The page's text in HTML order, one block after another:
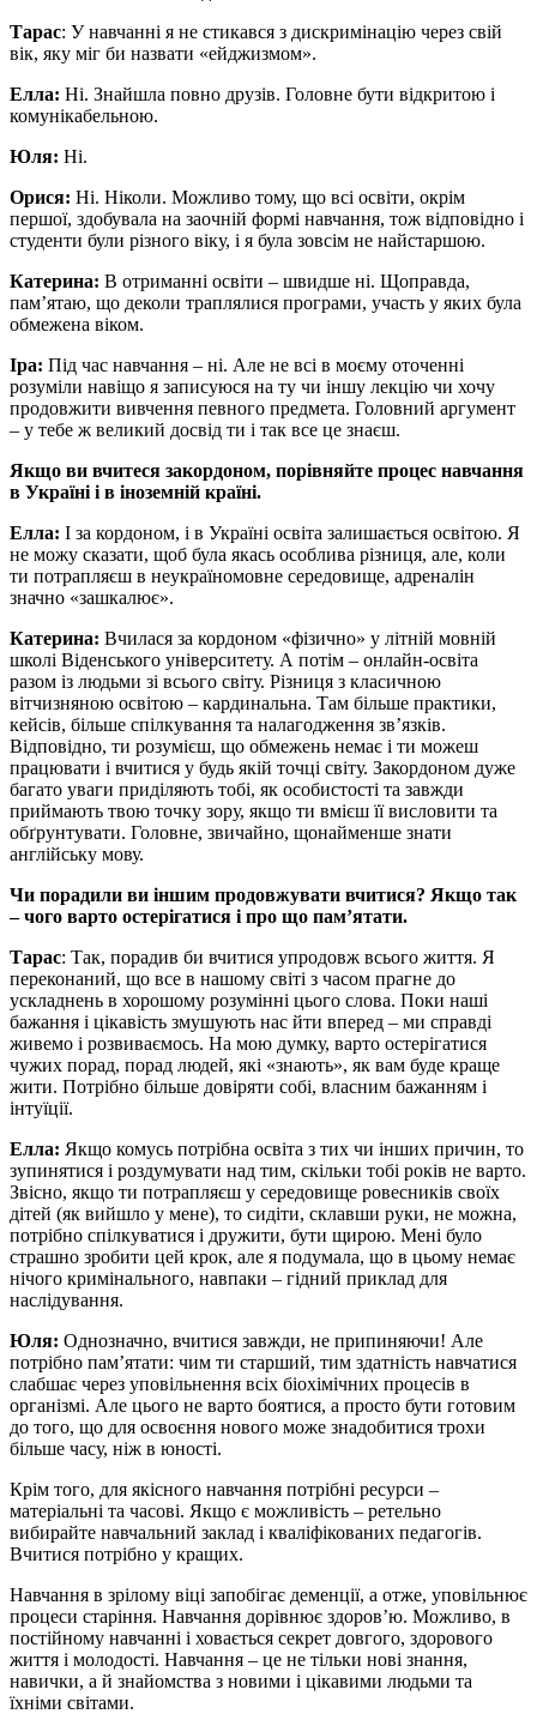
Тарас: У навчанні я не стикався з дискримінацію через свій
вік, яку міг би назвати «ейджизмом».
Елла: Ні. Знайшла повно друзів. Головне бути відкритою і
комунікабельною.
Юля: Ні.
Орися: Ні. Ніколи. Можливо тому, що всі освіти, окрім
першої, здобувала на заочній формі навчання, тож відповідно і
студенти були різного віку, і я була зовсім не найстаршою.
Катерина: В отриманні освіти – швидше ні. Щоправда,
пам’ятаю, що деколи траплялися програми, участь у яких була
обмежена віком.
Іра: Під час навчання – ні. Але не всі в моєму оточенні
розуміли навіщо я записуюся на ту чи іншу лекцію чи хочу
продовжити вивчення певного предмета. Головний аргумент
– у тебе ж великий досвід ти і так все це знаєш.
Якщо ви вчитеся закордоном, порівняйте процес навчання
в Україні і в іноземній країні.
Елла: І за кордоном, і в Україні освіта залишається освітою. Я
не можу сказати, щоб була якась особлива різниця, але, коли
ти потрапляєш в неукраїномовне середовище, адреналін
значно «зашкалює».
Катерина: Вчилася за кордоном «фізично» у літній мовній
школі Віденського університету. А потім – онлайн-освіта
разом із людьми зі всього світу. Різниця з класичною
вітчизняною освітою – кардинальна. Там більше практики,
кейсів, більше спілкування та налагодження зв’язків.
Відповідно, ти розумієш, що обмежень немає і ти можеш
працювати і вчитися у будь якій точці світу. Закордоном дуже
багато уваги приділяють тобі, як особистості та завжди
приймають твою точку зору, якщо ти вмієш її висловити та
обґрунтувати. Головне, звичайно, щонайменше знати
англійську мову.
Чи порадили ви іншим продовжувати вчитися? Якщо так
– чого варто остерігатися і про що пам’ятати.
Тарас: Так, порадив би вчитися упродовж всього життя. Я
переконаний, що все в нашому світі з часом прагне до
ускладнень в хорошому розумінні цього слова. Поки наші
бажання і цікавість змушують нас йти вперед – ми справді
живемо і розвиваємось. На мою думку, варто остерігатися
чужих порад, порад людей, які «знають», як вам буде краще
жити. Потрібно більше довіряти собі, власним бажанням і
інтуїції.
Елла: Якщо комусь потрібна освіта з тих чи інших причин, то
зупинятися і роздумувати над тим, скільки тобі років не варто.
Звісно, якщо ти потрапляєш у середовище ровесників своїх
дітей (як вийшло у мене), то сидіти, склавши руки, не можна,
потрібно спілкуватися і дружити, бути щирою. Мені було
страшно зробити цей крок, але я подумала, що в цьому немає
нічого кримінального, навпаки – гідний приклад для
наслідування.
Юля: Однозначно, вчитися завжди, не припиняючи! Але
потрібно пам’ятати: чим ти старший, тим здатність навчатися
слабшає через уповільнення всіх біохімічних процесів в
організмі. Але цього не варто боятися, а просто бути готовим
до того, що для освоєння нового може знадобитися трохи
більше часу, ніж в юності.
Крім того, для якісного навчання потрібні ресурси –
матеріальні та часові. Якщо є можливість – ретельно
вибирайте навчальний заклад і кваліфікованих педагогів.
Вчитися потрібно у кращих.
Навчання в зрілому віці запобігає деменції, а отже, уповільнює
процеси старіння. Навчання дорівнює здоров’ю. Можливо, в
постійному навчанні і ховається секрет довгого, здорового
життя і молодості. Навчання – це не тільки нові знання,
навички, а й знайомства з новими і цікавими людьми та
їхніми світами.